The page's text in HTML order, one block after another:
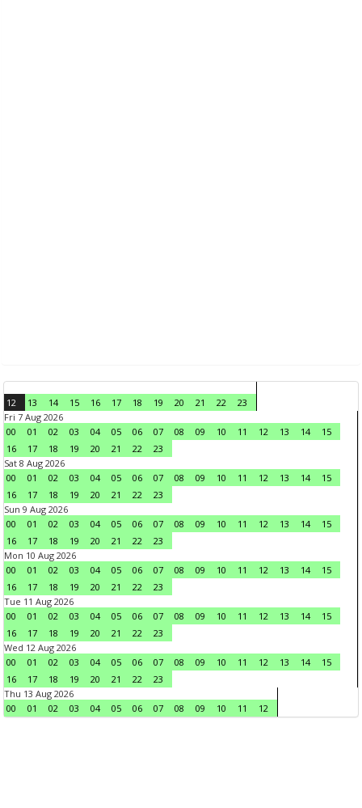
12 13 14 15 16 17 18 19 20 21 22
23
Fri 7 Aug 2026
00
01 02 03 04 05 06 07 08 09 10 11 12 13 14
15
16
17 18 19 20 21 22
23
Sat 8 Aug 2026
00
01 02 03 04 05 06 07 08 09 10 11 12 13 14
15
16
17 18 19 20 21 22
23
Sun 9 Aug 2026
00
01 02 03 04 05 06 07 08 09 10 11 12 13 14
15
16
17 18 19 20 21 22
23
Mon 10 Aug 2026
00
01 02 03 04 05 06 07 08 09 10 11 12 13 14
15
16
17 18 19 20 21 22
23
Tue 11 Aug 2026
00
01 02 03 04 05 06 07 08 09 10 11 12 13 14
15
16
17 18 19 20 21 22
23
Wed 12 Aug 2026
00
01 02 03 04 05 06 07 08 09 10 11 12 13 14
15
16
17 18 19 20 21 22
23
Thu 13 Aug 2026
00
01 02 03 04 05 06 07 08 09 10 11 12